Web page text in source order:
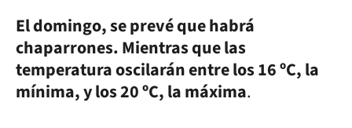
El domingo, se prevé que habrá
chaparrones. Mientras que las
temperatura oscilarán entre los 16 ºC, la
mínima, y los 20 ºC, la máxima.